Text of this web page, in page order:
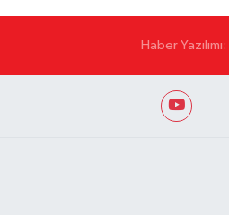
Haber Yazılımı: